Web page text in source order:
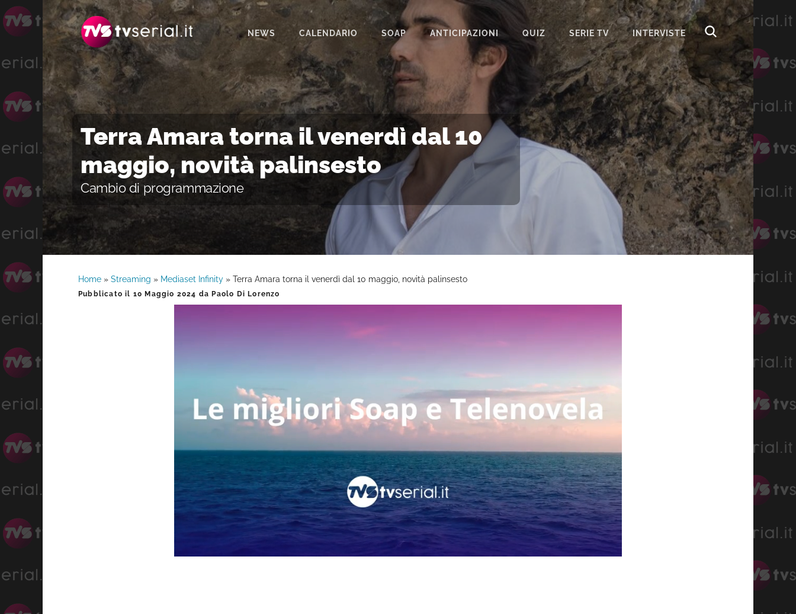
Passa
alla
navigazione
primaria
Passa
al
contenuto
principale
Passa
alla
barra
laterale
primaria
NEWS CALENDARIO SOAP
BEAUTIFUL
IL PARADISO DELLE SIGNORE
LA PROMESSA
SEGRETI DI FAMIGLIA
TEMPESTA D’AMORE
UN POSTO AL SOLE
ANTICIPAZIONI QUIZ SERIE TV INTERVISTE
Terra Amara torna il venerdì dal 10
maggio, novità palinsesto
Cambio di programmazione
Home » Streaming » Mediaset Infinity » Terra Amara torna il venerdì dal 10 maggio, novità palinsesto
Pubblicato il 10 Maggio 2024 da Paolo Di Lorenzo
0%
0%
Barra